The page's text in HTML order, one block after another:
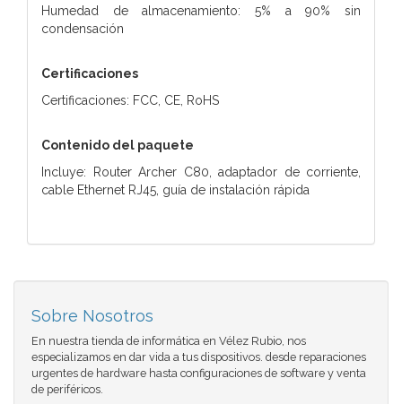
Humedad de almacenamiento: 5% a 90% sin
condensación
Certificaciones
Certificaciones: FCC, CE, RoHS
Contenido del paquete
Incluye: Router Archer C80, adaptador de corriente,
cable Ethernet RJ45, guía de instalación rápida
Sobre Nosotros
En nuestra tienda de informática en Vélez Rubio, nos
especializamos en dar vida a tus dispositivos. desde reparaciones
urgentes de hardware hasta configuraciones de software y venta
de periféricos.